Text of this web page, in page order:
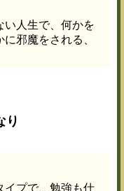
人生で、何かを
邪魔をされる、
り
イプで、勉強も仕